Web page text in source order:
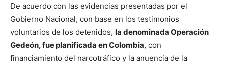
De acuerdo con las evidencias presentadas por el
Gobierno Nacional, con base en los testimonios
voluntarios de los detenidos, la denominada Operación
Gedeón, fue planificada en Colombia, con
financiamiento del narcotráfico y la anuencia de la